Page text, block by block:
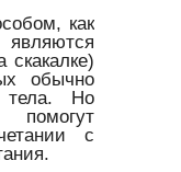
как
обычно
Но
с